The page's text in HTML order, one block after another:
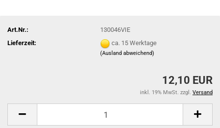
Art.Nr.:
130046VIE
Lieferzeit:
ca. 15 Werktage
(Ausland abweichend)
12,10 EUR
inkl. 19% MwSt. zzgl. Versand